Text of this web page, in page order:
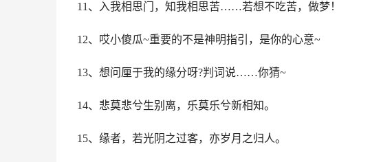
11、入我相思门，知我相思苦……若想不吃苦，做梦！
12、哎小傻瓜~重要的不是神明指引，是你的心意~
13、想问厘于我的缘分呀?判词说……你猜~
14、悲莫悲兮生别离，乐莫乐兮新相知。
15、缘者，若光阴之过客，亦岁月之归人。